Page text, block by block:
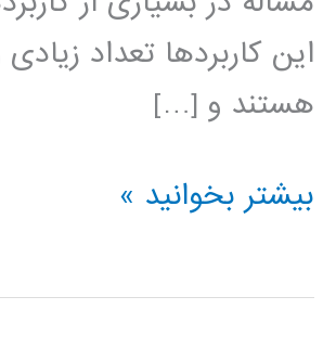
این کاربردها تعداد
هستند و […]
روشهای
بر
بیشتر بخوانید »